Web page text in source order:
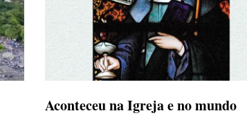
Aconteceu na Igreja e no mundo